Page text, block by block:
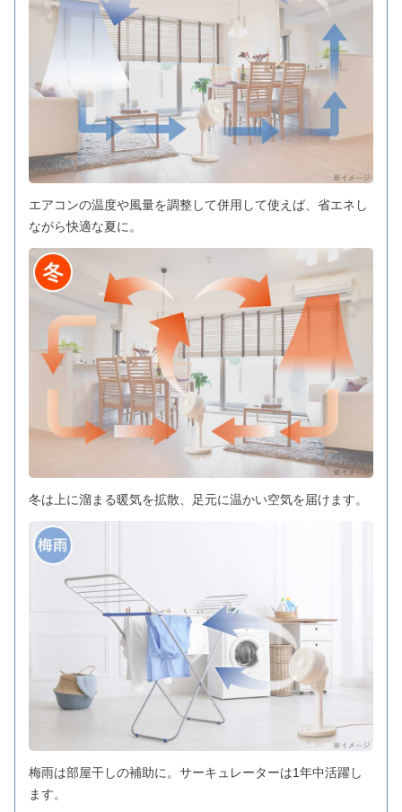
エアコンの温度や風量を調整して併用して使えば、省エネし
ながら快適な夏に。
冬は上に溜まる暖気を拡散、足元に温かい空気を届けます。
梅雨は部屋干しの補助に。サーキュレーターは1年中活躍し
ます。